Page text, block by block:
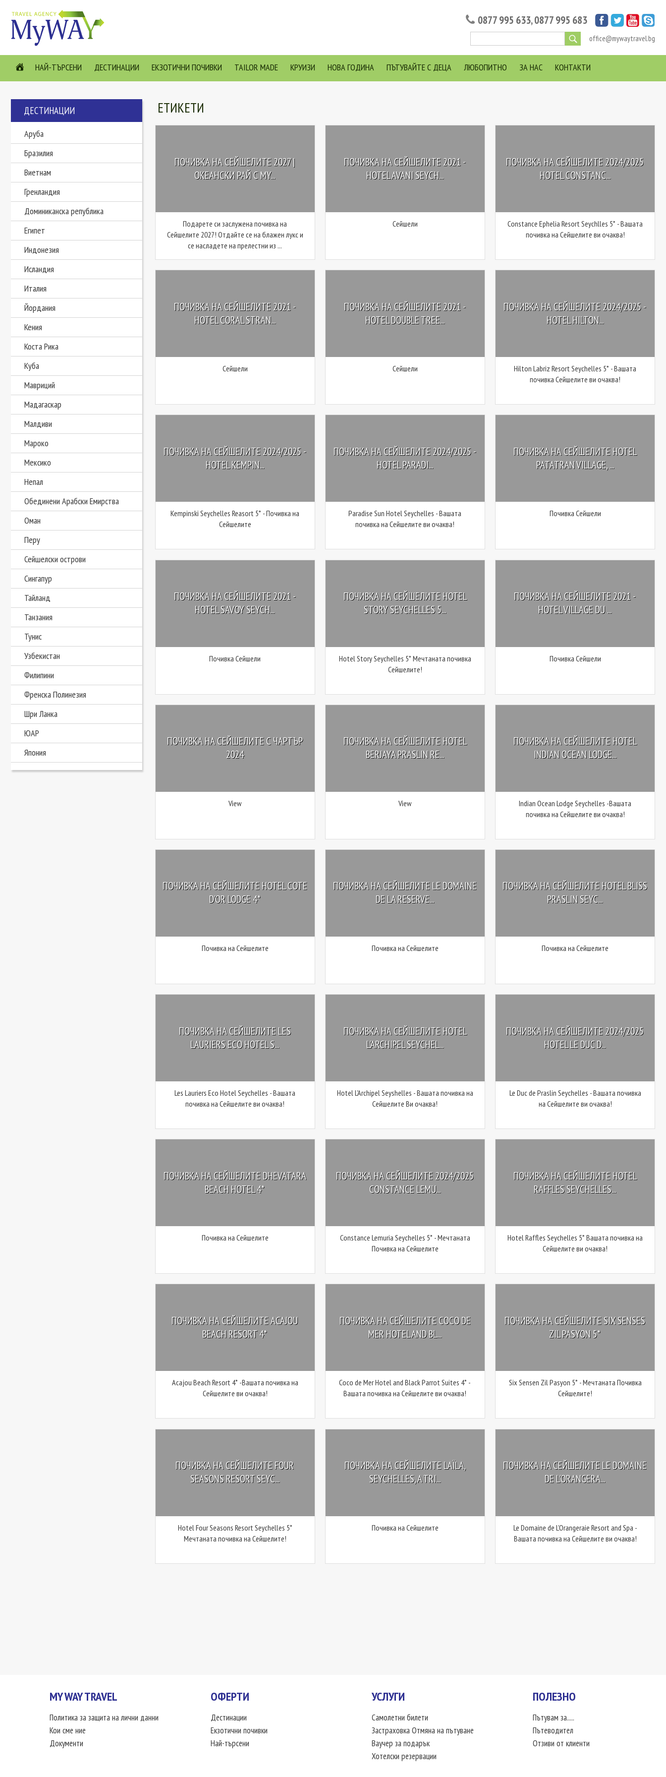
0877 995 633,0877 995 683
office@mywaytravel.bg
НАЙ-ТЪРСЕНИ ДЕСТИНАЦИИ ЕКЗОТИЧНИ ПОЧИВКИ TAILOR MADE КРУИЗИ НОВА ГОДИНА ПЪТУВАЙТЕ С ДЕЦА ЛЮБОПИТНО ЗА НАС КОНТАКТИ
ДЕСТИНАЦИИ
Аруба
Бразилия
Виетнам
Гренландия
Доминиканска република
Египет
Индонезия
Исландия
Италия
Йордания
Кения
Коста Рика
Куба
Мавриций
Мадагаскар
Малдиви
Мароко
Мексико
Непал
Обединени Арабски Емирства
Оман
Перу
Сейшелски острови
Сингапур
Тайланд
Танзания
Тунис
Узбекистан
Филипини
Френска Полинезия
Шри Ланка
ЮАР
Япония
ЕТИКЕТИ
ПОЧИВКА НА СЕЙШЕЛИТЕ 2027 |
ОКЕАНСКИ РАЙ С MY...
Подарете си заслужена почивка на
Сейшелите 2027! Отдайте се на блажен лукс и
се насладете на прелестни из ...
ПОЧИВКА НА СЕЙШЕЛИТЕ 2021 -
HOTEL AVANI SEYCH...
Сейшели
ПОЧИВКА НА СЕЙШЕЛИТЕ 2024/2025
HOTEL CONSTANC...
Constance Ephelia Resort Seychlles 5* - Вашата
почивка на Сейшелите ви очаква!
ПОЧИВКА НА СЕЙШЕЛИТЕ 2021 -
HOTEL CORAL STRAN...
Сейшели
ПОЧИВКА НА СЕЙШЕЛИТЕ 2021 -
HOTEL DOUBLE TREE...
Сейшели
ПОЧИВКА НА СЕЙШЕЛИТЕ 2024/2025 -
HOTEL HILTON...
Hilton Labriz Resort Seychelles 5* - Вашата
почивка Сейшелите ви очаква!
ПОЧИВКА НА СЕЙШЕЛИТЕ 2024/2025 -
HOTEL KEMPIN...
Kempinski Seychelles Reasort 5* - Почивка на
Сейшелите
ПОЧИВКА НА СЕЙШЕЛИТЕ 2024/2025 -
HOTEL PARADI...
Paradise Sun Hotel Seychelles - Вашата
почивка на Сейшелите ви очаква!
ПОЧИВКА НА СЕЙШЕЛИТЕ HOTEL
PATATRAN VILLAGE, ...
Почивка Сейшели
ПОЧИВКА НА СЕЙШЕЛИТЕ 2021 -
HOTEL SAVOY SEYCH...
Почивка Сейшели
ПОЧИВКА НА СЕЙШЕЛИТЕ HOTEL
STORY SEYCHELLES 5...
Hotel Story Seychelles 5* Мечтаната почивка
Сейшелите!
ПОЧИВКА НА СЕЙШЕЛИТЕ 2021 -
HOTEL VILLAGE DU ...
Почивка Сейшели
ПОЧИВКА НА СЕЙШЕЛИТЕ С ЧАРТЪР
2024
View
ПОЧИВКА НА СЕЙШЕЛИТЕ HOTEL
BERJAYA PRASLIN RE...
View
ПОЧИВКА НА СЕЙШЕЛИТЕ HOTEL
INDIAN OCEAN LODGE...
Indian Ocean Lodge Seychelles -Вашата
почивка на Сейшелите ви очаква!
ПОЧИВКА НА СЕЙШЕЛИТЕ HOTEL COTE
D'OR LODGE 4*
Почивка на Сейшелите
ПОЧИВКА НА СЕЙШЕЛИТЕ LE DOMAINE
DE LA RESERVE...
Почивка на Сейшелите
ПОЧИВКА НА СЕЙШЕЛИТЕ HOTEL BLISS
PRASLIN SEYC...
Почивка на Сейшелите
ПОЧИВКА НА СЕЙШЕЛИТЕ LES
LAURIERS ECO HOTEL S...
Les Lauriers Eco Hotel Seychelles - Вашата
почивка на Сейшелите ви очаква!
ПОЧИВКА НА СЕЙШЕЛИТЕ HOTEL
L'ARCHIPEL SEYCHEL...
Hotel L'Archipel Seyshelles - Вашата почивка на
Сейшелите Ви очаква!
ПОЧИВКА НА СЕЙШЕЛИТЕ 2024/2025
HOTEL LE DUC D...
Le Duc de Praslin Seychelles - Вашата почивка
на Сейшелите ви очаква!
ПОЧИВКА НА СЕЙШЕЛИТЕ DHEVATARA
BEACH HOTEL 4*
Почивка на Сейшелите
ПОЧИВКА НА СЕЙШЕЛИТЕ 2024/2025
CONSTANCE LEMU...
Constance Lemuria Seychelles 5* - Мечтаната
Почивка на Сейшелите
ПОЧИВКА НА СЕЙШЕЛИТЕ HOTEL
RAFFLES SEYCHELLES...
Hotel Raffles Seychelles 5* Вашата почивка на
Сейшелите ви очаква!
ПОЧИВКА НА СЕЙШЕЛИТЕ ACAJOU
BEACH RESORT 4*
Acajou Beach Resort 4* -Вашата почивка на
Сейшелите ви очаква!
ПОЧИВКА НА СЕЙШЕЛИТЕ COCO DE
MER HOTEL AND BL...
Coco de Mer Hotel and Black Parrot Suites 4* -
Вашата почивка на Сейшелите ви очаква!
ПОЧИВКА НА СЕЙШЕЛИТЕ SIX SENSES
ZIL PASYON 5*
Six Sensen Zil Pasyon 5* - Мечтаната Почивка
Сейшелите!
ПОЧИВКА НА СЕЙШЕЛИТЕ FOUR
SEASONS RESORT SEYC...
Hotel Four Seasons Resort Seychelles 5*
Мечтаната почивка на Сейшелите!
ПОЧИВКА НА СЕЙШЕЛИТЕ LAÏLA,
SEYCHELLES, A TRI...
Почивка на Сейшелите
ПОЧИВКА НА СЕЙШЕЛИТЕ LE DOMAINE
DE L'ORANGERA...
Le Domaine de L'Orangeraie Resort and Spa -
Вашата почивка на Сейшелите ви очаква!
MY WAY TRAVEL
Политика за защита на лични данни
Кои сме ние
Документи
ОФЕРТИ
Дестинации
Екзотични почивки
Най-търсени
УСЛУГИ
Самолетни билети
Застраховка Отмяна на пътуване
Ваучер за подарък
Хотелски резервации
ПОЛЕЗНО
Пътувам за.....
Пътеводител
Отзиви от клиенти